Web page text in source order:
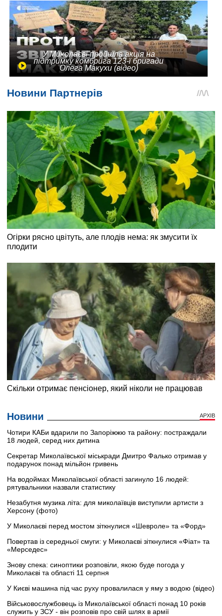
У Миколаєві пройшла акція на
підтримку комбрига 123-ї бригади
Олега Макухи (відео)
Новини АРХІВ
Чотири КАБи вдарили по Запоріжжю та району: постраждали
18 людей, серед них дитина
Секретар Миколаївської міськради Дмитро Фалько отримав у
подарунок понад мільйон гривень
На водоймах Миколаївської області загинуло 16 людей:
рятувальники назвали статистику
Незабутня музика літа: для миколаївців виступили артисти з
Херсону (фото)
У Миколаєві перед мостом зіткнулися «Шевроле» та «Форд»
Повертав із середньої смуги: у Миколаєві зіткнулися «Фіат» та
«Мерседес»
Знову спека: синоптики розповіли, якою буде погода у
Миколаєві та області 11 серпня
У Києві машина під час руху провалилася у яму з водою (відео)
Військовослужбовець із Миколаївської області понад 10 років
служить у ЗСУ - він розповів про свій шлях в армії